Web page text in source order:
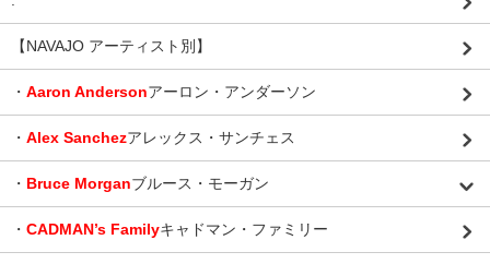
【NAVAJO アーティスト別】
・ Aaron Andersonアーロン・アンダーソン
・ Alex Sanchezアレックス・サンチェス
・ Bruce Morganブルース・モーガン
・ CADMAN’s Familyキャドマン・ファミリー